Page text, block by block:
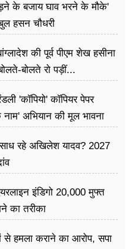
के बजाय घाव भरने के मौके'
हसन चौधरी
की पूर्व पीएम शेख हसीना
बोलते रो पड़ीं...
'कॉपियो' कॉपियर पेपर
अभियान की मूल भावना
साध रहे अखिलेश यादव? 2027
इंडिगो 20,000 मुफ्त
का तरीका
से हमला कराने का आरोप, सपा